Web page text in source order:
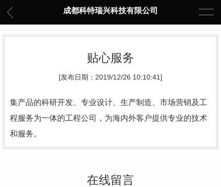
成都科特瑞兴科技有限公司
贴心服务
[发布日期：2019/12/26 10:10:41]
集产品的科研开发、专业设计、生产制造、市场营销及工
程服务为一体的工程公司，为海内外客户提供专业的技术
和服务。
在线留言